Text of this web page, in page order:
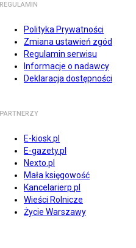
REGULAMIN
Polityka Prywatności
Zmiana ustawień zgód
Regulamin serwisu
Informacje o nadawcy
Deklaracja dostępności
PARTNERZY
E-kiosk.pl
E-gazety.pl
Nexto.pl
Mała księgowość
Kancelarierp.pl
Wieści Rolnicze
Życie Warszawy